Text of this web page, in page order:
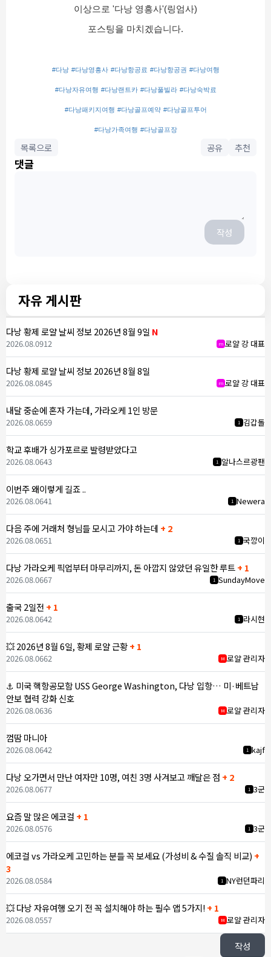
이상으로 '다낭 영흥사'(링엄사)
포스팅을 마치겠습니다.
#다낭 #다낭영흥사 #다낭항공료 #다낭항공권 #다낭여행
#다낭자유여행 #다낭랜트카 #다낭풀빌라 #다낭숙박료
#다낭패키지여행 #다낭골프예약 #다낭골프투어
#다낭가족여행 #다낭골프장
목록으로 공유 추천
댓글
작성
자유 게시판
다낭 황제 로얄 날씨 정보 2026년 8월 9일 N
m 로얄 강 대표
2026.08.0912
다낭 황제 로얄 날씨 정보 2026년 8월 8일
m 로얄 강 대표
2026.08.0845
내달 중순에 혼자 가는데, 가라오케 1인 방문
1 김갑돌
2026.08.0659
학교 후배가 싱가포르로 발령받았다고
1 알나스르광팬
2026.08.0643
이번주 왜이렇게 길죠 ..
1 Newera
2026.08.0641
다음 주에 거래처 형님들 모시고 가야 하는데 + 2
1 국깡이
2026.08.0651
다낭 가라오케 픽업부터 마무리까지, 돈 아깝지 않았던 유일한 루트+ 1
1 SundayMove
2026.08.0667
출국 2일전 + 1
1 라시현
2026.08.0642
💥 2026년 8월 6일, 황제 로얄 근황+ 1
M 로얄 관리자
2026.08.0662
⚓ 미국 핵항공모함 USS George Washington, 다낭 입항… 미·베트남
안보 협력 강화 신호
M 로얄 관리자
2026.08.0636
껌땀 마니아
1 kajf
2026.08.0642
다낭 오가면서 만난 여자만 10명, 여친 3명 사겨보고 깨달은 점 + 2
1 3군
2026.08.0677
요즘 말 많은 에코걸 + 1
1 3군
2026.08.0576
에코걸 vs 가라오케 고민하는 분들 꼭 보세요 (가성비 & 수질 솔직 비교) +
3
1 NY런던파리
2026.08.0584
💥 다낭 자유여행 오기 전 꼭 설치해야 하는 필수 앱 5가지! + 1
M 로얄 관리자
2026.08.0557
작성